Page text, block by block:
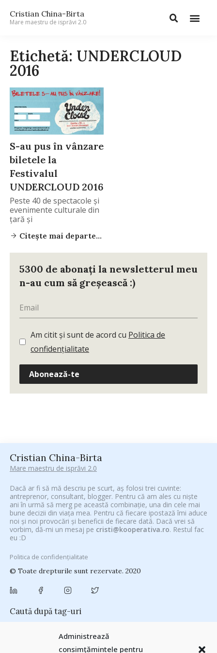
Administrează
consimțămintele pentru
Cristian China-Birta
Mare maestru de isprăvi 2.0
Etichetă: UNDERCLOUD
2016
S-au pus în vânzare
biletele la
Festivalul
UNDERCLOUD 2016
Peste 40 de spectacole și
evenimente culturale din
țară și
Citește mai departe...
5300 de abonați la newsletterul meu
n-au cum să greșească :)
Am citit și sunt de acord cu Politica de
confidențialitate
Abonează-te
Cristian China-Birta
Mare maestru de isprăvi 2.0
Dacă ar fi să mă descriu pe scurt, aș folosi trei cuvinte:
antreprenor, consultant, blogger. Pentru că am ales cu niște
ani în urmă să merg pe această combinație, una din cele mai
bune decizii din viața mea. Pentru că fiecare ipostază îmi aduce
noi și noi provocări și beneficii de fiecare dată. Dacă vrei să
vorbim, dă-mi un mesaj pe cristi@kooperativa.ro. Restul fac
eu :D
Politica de confidențialitate
© Toate drepturile sunt rezervate. 2020
Caută după tag-uri
#PoateVăInteresează(94)#PrinThailandaMea
(28)antena 3(24)Antreprenoriat Autenticitate